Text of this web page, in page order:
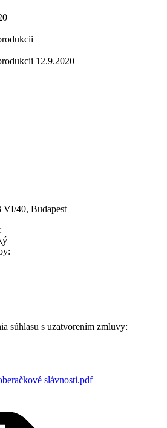
12.9.2020
VI/40, Budapest
súhlasu s uzatvorením zmluvy:
slávnosti.pdf